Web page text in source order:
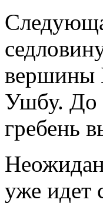
вершины
Ушбу. До
гребень
уже идет